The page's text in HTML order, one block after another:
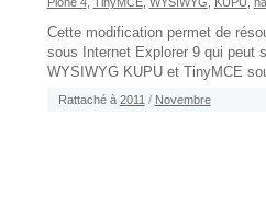
Cette modification permet de
sous Internet Explorer 9 qui peut
WYSIWYG KUPU et TinyMCE
Rattaché à 2011 / Novembre